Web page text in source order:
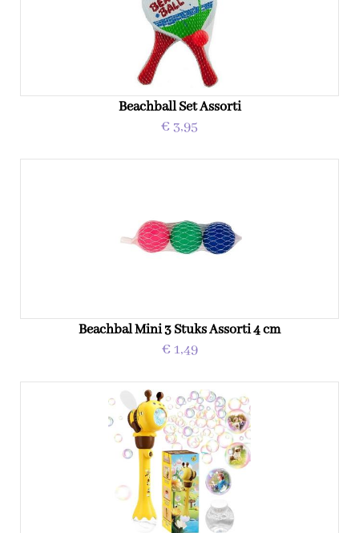
Beachball Set Assorti
€ 3,95
Beachbal Mini 3 Stuks Assorti 4 cm
€ 1,49